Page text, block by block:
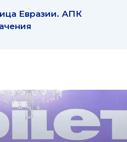
Евразии. АПК